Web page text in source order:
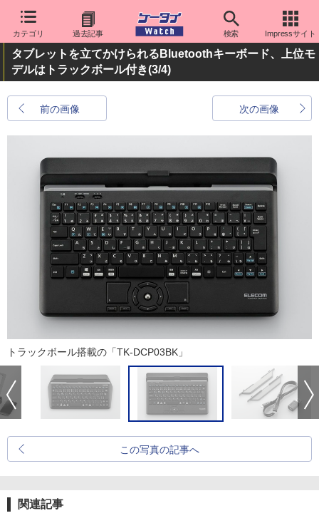
カテゴリ 過去記事 検索 Impressサイト
タブレットを立てかけられるBluetoothキーボード、上位モ
デルはトラックボール付き(3/4)
前の画像 次の画像
トラックボール搭載の「TK-DCP03BK」
この写真の記事へ
関連記事